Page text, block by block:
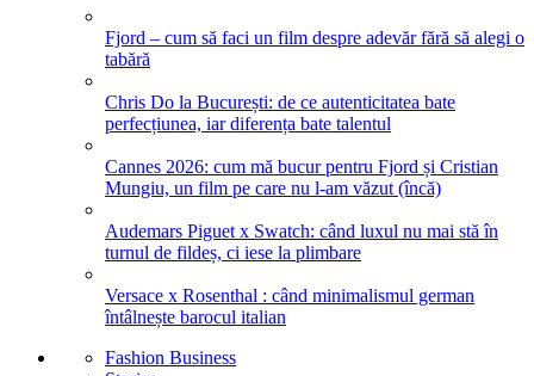
Fjord – cum să faci un film despre adevăr fără să alegi o
tabără
Chris Do la București: de ce autenticitatea bate
perfecțiunea, iar diferența bate talentul
Cannes 2026: cum mă bucur pentru Fjord și Cristian
Mungiu, un film pe care nu l-am văzut (încă)
Audemars Piguet x Swatch: când luxul nu mai stă în
turnul de fildeș, ci iese la plimbare
Versace x Rosenthal : când minimalismul german
întâlnește barocul italian
Fashion Business